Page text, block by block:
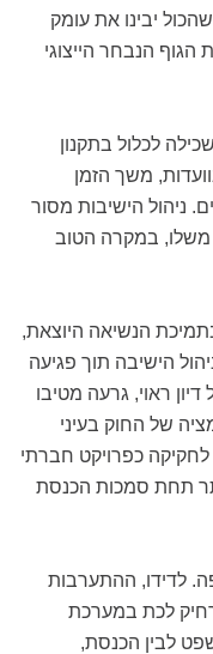
יבינו את עומק
הגוף הנבחר הייצוגי
לכלול בתקנון
משך הזמן
ניהול הישיבות מסור
משלו, במקרה הטוב
הנשיאה היוצאת,
הישיבה תוך פגיעה
ראוי, גרעה מטיבו
של החוק בעיני
כפרויקט חברתי
תחת סמכות הכנסת
לדידו, ההתערבות
לכת במערכת
לבין הכנסת,